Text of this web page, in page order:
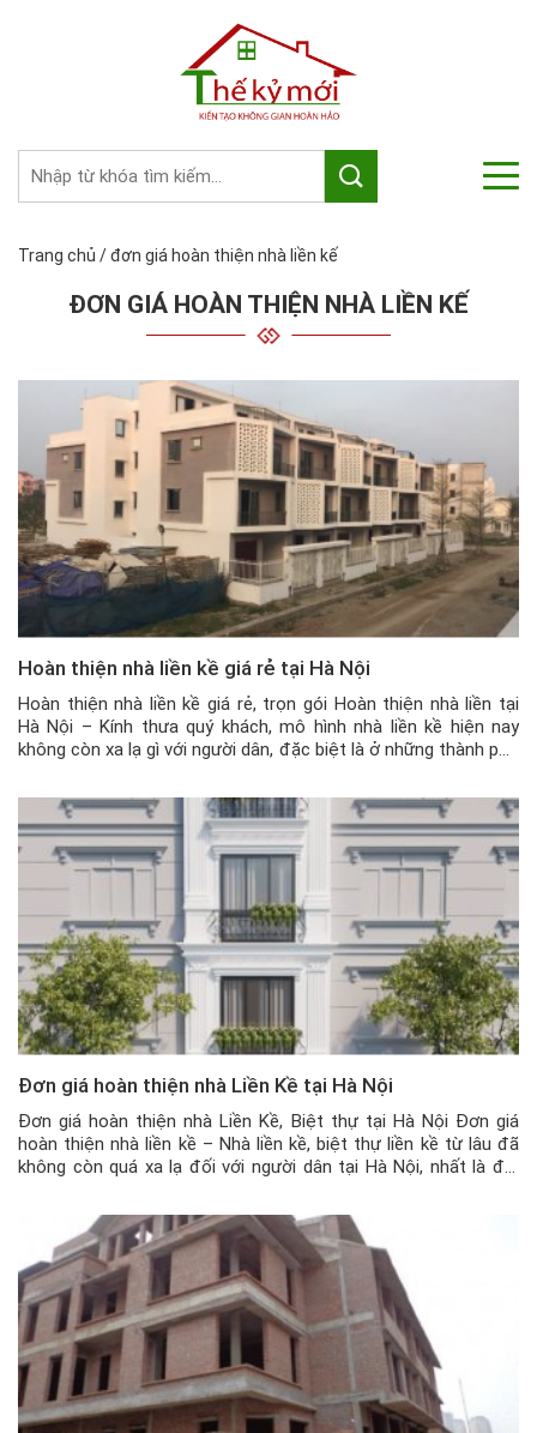
Trang chủ /đơn giá hoàn thiện nhà liền kế
ĐƠN GIÁ HOÀN THIỆN NHÀ LIỀN KẾ
Hoàn thiện nhà liền kề giá rẻ tại Hà Nội
Hoàn thiện nhà liền kề giá rẻ, trọn gói Hoàn thiện nhà liền tại
Hà Nội – Kính thưa quý khách, mô hình nhà liền kề hiện nay
không còn xa lạ gì với người dân, đặc biệt là ở những thành phố
Đơn giá hoàn thiện nhà Liền Kề tại Hà Nội
Đơn giá hoàn thiện nhà Liền Kề, Biệt thự tại Hà Nội Đơn giá
hoàn thiện nhà liền kề – Nhà liền kề, biệt thự liền kề từ lâu đã
không còn quá xa lạ đối với người dân tại Hà Nội, nhất là đối